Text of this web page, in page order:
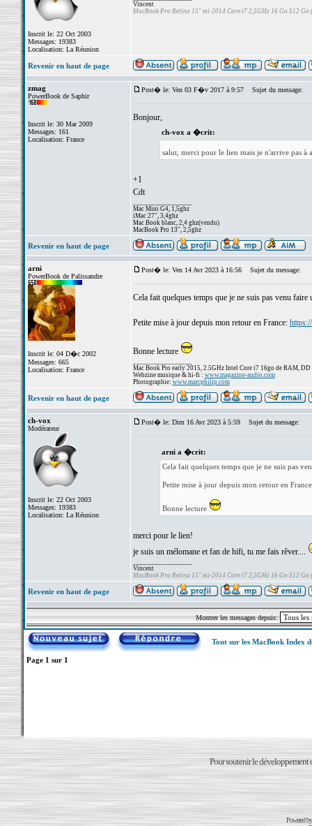
Inscrit le: 22 Oct 2003
Messages: 19383
Localisation: La Réunion
Vincent
MacBook Pro Retina 15" mi-2014 Core i7 2,5GHz 16 Go 512 Go
Revenir en haut de page
zmag
PowerBook de Saphir
Inscrit le: 30 Mar 2009
Messages: 161
Localisation: France
Post� le: Ven 03 F�v 2017 à 9:57 Sujet du message:
Bonjour,
ch-vox a �crit:
salut, merci pour le lien mais je n'arrive pas à
+1
Cdt
Mac Mini G4, 1,5ghz
iMac 27", 3,4ghz
Mac Book blanc, 2,4 ghz(vendu)
MacBook Pro 13", 2,5ghz
Revenir en haut de page
arni
PowerBook de Palissandre
Inscrit le: 04 D�c 2002
Messages: 665
Localisation: France
Post� le: Ven 14 Avr 2023 à 16:56 Sujet du message:
Cela fait quelques temps que je ne suis pas venu faire
Petite mise à jour depuis mon retour en France:
Bonne lecture
Mac Book Pro early 2015, 2.5GHz Intel Core i7 16go de RAM, DD
Webzine musique & hi-fi : www.magazine-audio.com
Photographie: www.marcphilip.com
Revenir en haut de page
ch-vox
Modérateur
Inscrit le: 22 Oct 2003
Messages: 19383
Localisation: La Réunion
Post� le: Dim 16 Avr 2023 à 5:59 Sujet du message:
arni a �crit:
Cela fait quelques temps que je ne suis pas
Petite mise à jour depuis mon retour en
Bonne lecture
merci pour le lien!
je suis un mélomane et fan de hifi, tu me fais rêver....
Vincent
MacBook Pro Retina 15" mi-2014 Core i7 2,5GHz 16 Go 512 Go
Revenir en haut de page
Montrer les messages depuis:
Tout sur les MacBook Index
Page 1 sur 1
Pour soutenir le développement
Powered